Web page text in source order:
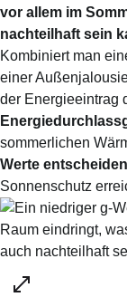
vor allem im
nachteilhaft sein
Kombiniert man
einer
der Energieeintrag
sommerlichen
Werte
Sonnenschutz